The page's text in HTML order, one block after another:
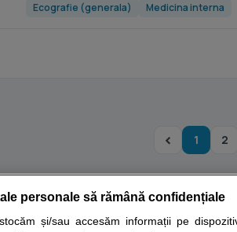
Ecografie (generala) Medicina interna
1 2
Autoevaluare simptome Interpretare analize
personale să rămână confidențiale
și/sau accesăm informații pe